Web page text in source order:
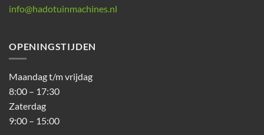
info@hadotuinmachines.nl
OPENINGSTIJDEN
Maandag t/m vrijdag
8:00 – 17:30
Zaterdag
9:00 – 15:00